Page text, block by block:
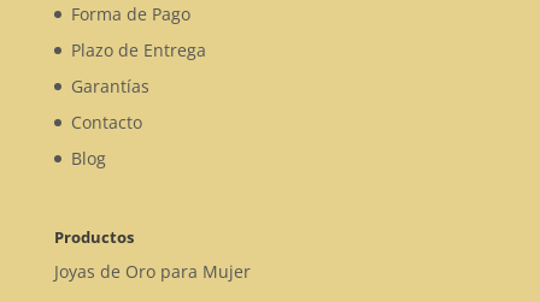
Forma de Pago
Plazo de Entrega
Garantías
Contacto
Blog
Productos
Joyas de Oro para Mujer